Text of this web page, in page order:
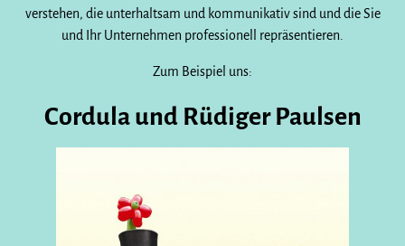
verstehen, die unterhaltsam und kommunikativ sind und die Sie
und Ihr Unternehmen professionell repräsentieren.
Zum Beispiel uns:
Cordula und Rüdiger Paulsen